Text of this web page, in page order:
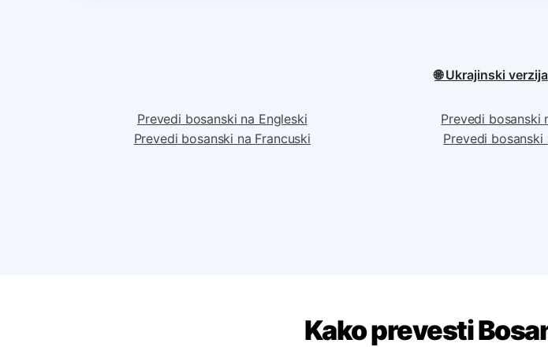
🌐 Ukrajinski
Prevedi bosanski na Engleski
Prevedi bosanski na Francuski
Prevedi bosanski
Prevedi bosanski
Kako prevesti